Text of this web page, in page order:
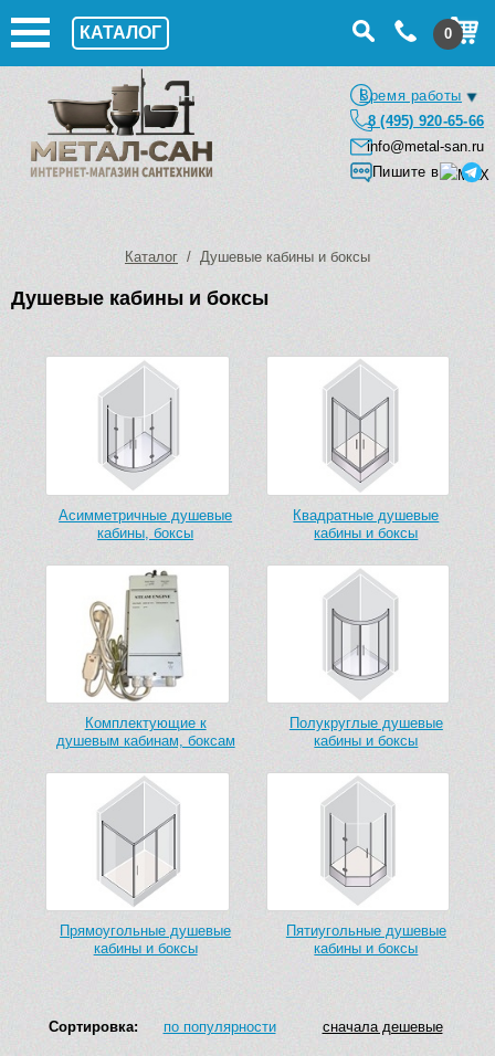
КАТАЛОГ 0
Время работы
8 (495) 920-65-66
info@metal-san.ru
Пишите в
Каталог / Душевые кабины и боксы
Душевые кабины и боксы
Асимметричные душевые
кабины, боксы
Квадратные душевые
кабины и боксы
Комплектующие к
душевым кабинам, боксам
Полукруглые душевые
кабины и боксы
Прямоугольные душевые
кабины и боксы
Пятиугольные душевые
кабины и боксы
Сортировка: по популярности сначала дешевые